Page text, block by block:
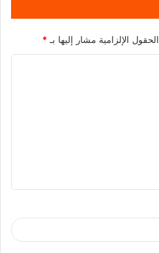
الحقول الإلزامية مشار إليها بـ *